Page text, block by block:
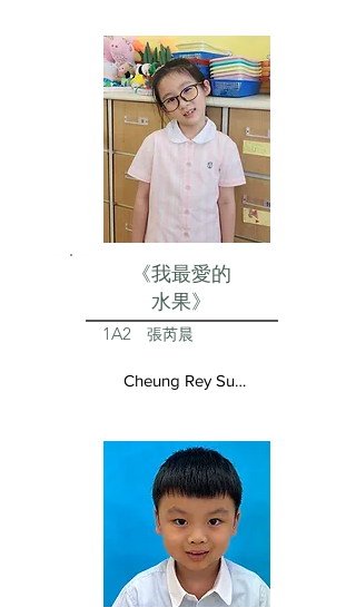
《我最愛的
水果》
1A2 張芮晨
Cheung Rey Sun Vivienne